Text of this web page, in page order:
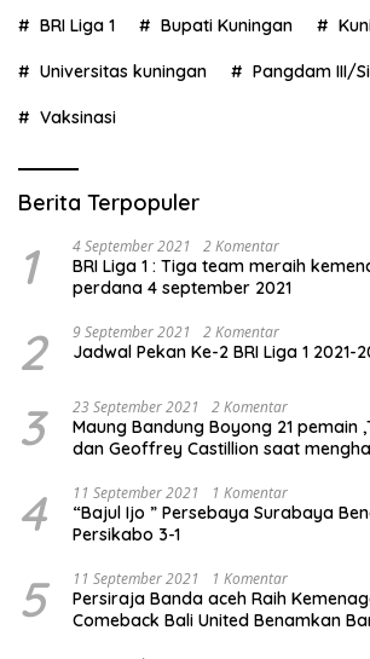
BRI Liga 1 Bupati Kuningan
Universitas kuningan Pangdam III/
Vaksinasi
Berita Terpopuler
1 4 September 2021 2 Komentar
BRI Liga 1 : Tiga team meraih
perdana 4 september 2021
2 9 September 2021 2 Komentar
Jadwal Pekan Ke-2 BRI Liga 1 2021-
3 23 September 2021 2 Komentar
Maung Bandung Boyong 21 pemain
dan Geoffrey Castillion saat
4 11 September 2021 1 Komentar
“Bajul Ijo ” Persebaya Surabaya
Persikabo 3-1
5 11 September 2021 1 Komentar
Persiraja Banda aceh Raih
Comeback Bali United Benamkan